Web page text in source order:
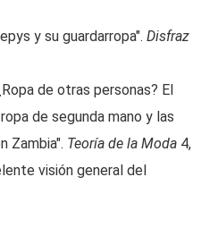
y su guardarropa". Disfraz
de otras personas? El
de segunda mano y las
Zambia". Teoría de la Moda 4,
visión general del